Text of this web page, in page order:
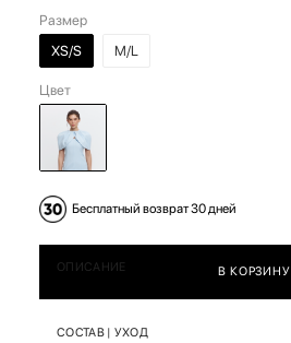
Размер
XS/S
M/L
Цвет
Бесплатный возврат 30 дней
В КОРЗИНУ
ОПИСАНИЕ
СОСТАВ | УХОД